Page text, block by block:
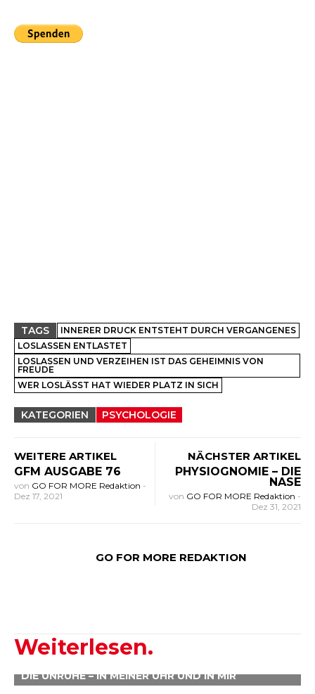
TAGS
INNERER DRUCK ENTSTEHT DURCH VERGANGENES
LOSLASSEN ENTLASTET
LOSLASSEN UND VERZEIHEN IST DAS GEHEIMNIS VON
FREUDE
WER LOSLÄSST HAT WIEDER PLATZ IN SICH
KATEGORIEN PSYCHOLOGIE
WEITERE ARTIKEL
GFM AUSGABE 76
von GO FOR MORE Redaktion -
Dez 17, 2021
NÄCHSTER ARTIKEL
PHYSIOGNOMIE – DIE
NASE
von GO FOR MORE Redaktion -
Dez 31, 2021
GO FOR MORE REDAKTION
Weiterlesen.
DIE UNRUHE – IN MEINER UHR UND IN MIR